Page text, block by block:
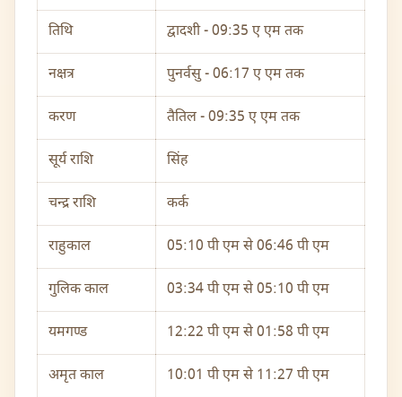
तिथि द्वादशी - 09:35 ए एम तक
नक्षत्र पुनर्वसु - 06:17 ए एम तक
करण तैतिल - 09:35 ए एम तक
सूर्य राशि सिंह
चन्द्र राशि कर्क
राहुकाल 05:10 पी एम से 06:46 पी एम
गुलिक काल 03:34 पी एम से 05:10 पी एम
यमगण्ड 12:22 पी एम से 01:58 पी एम
अमृत काल 10:01 पी एम से 11:27 पी एम